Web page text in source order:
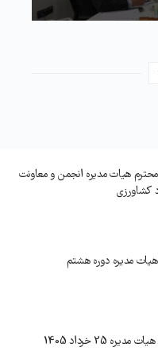
هیات مدیره انجمن و معاونت
کشاورزی
مدیره دوره هشتم
25 خرداد 1405